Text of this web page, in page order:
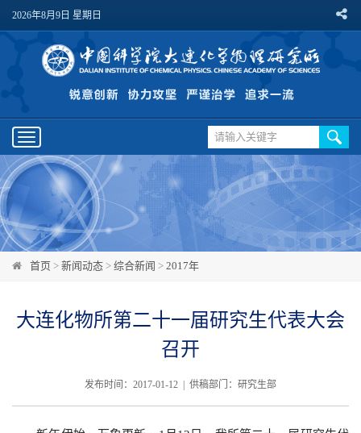
2026年8月9日 星期日
Toggle
navigation
首页 > 新闻动态 > 综合新闻 > 2017年
大连化物所第二十一届研究生代表大会
召开
发布时间：2017-01-12 | 供稿部门：研究生部